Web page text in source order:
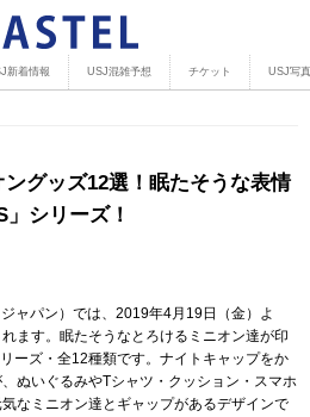
新着情報 USJ混雑予想 チケット USJ写
ングッズ12選！眠たそうな表情
シリーズ！
ャパン）では、2019年4月19日（金）よ
ます。眠たそうなとろけるミニオン達が印
ーズ・全12種類です。ナイトキャップをか
ぬいぐるみやTシャツ・クッション・スマホ
なミニオン達とギャップがあるデザインで